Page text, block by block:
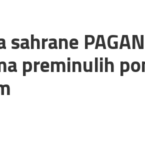
preminulih